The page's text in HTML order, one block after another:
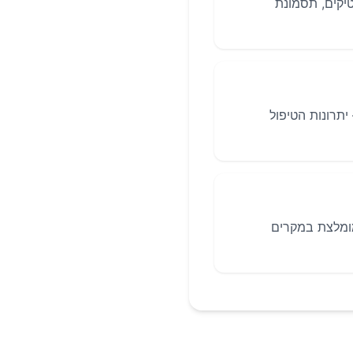
תסמונת
הטיפול
במקרים